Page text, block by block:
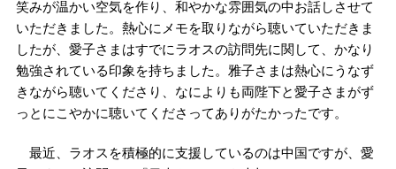
笑みが温かい空気を作り、和やかな雰囲気の中お話しさせて
いただきました。熱心にメモを取りながら聴いていただきま
したが、愛子さまはすでにラオスの訪問先に関して、かなり
勉強されている印象を持ちました。雅子さまは熱心にうなず
きながら聴いてくださり、なによりも両陛下と愛子さまがず
っとにこやかに聴いてくださってありがたかったです。
最近、ラオスを積極的に支援しているのは中国ですが、愛